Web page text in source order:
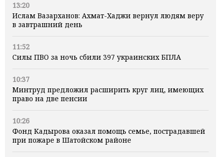
13:20
Ислам Вазарханов: Ахмат-Хаджи вернул людям веру
в завтрашний день
11:52
Силы ПВО за ночь сбили 397 украинских БПЛА
10:37
Минтруд предложил расширить круг лиц, имеющих
право на две пенсии
10:26
Фонд Кадырова оказал помощь семье, пострадавшей
при пожаре в Шатойском районе